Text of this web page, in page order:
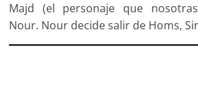
Majd (el personaje que
Nour. Nour decide salir de Homs,